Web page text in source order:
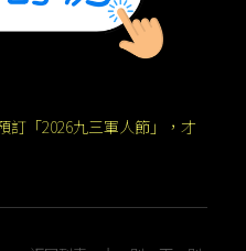
訂「2026九三軍人節」，才